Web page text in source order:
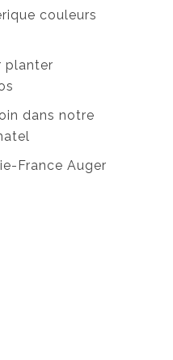
couleurs
planter
dans notre
France Auger